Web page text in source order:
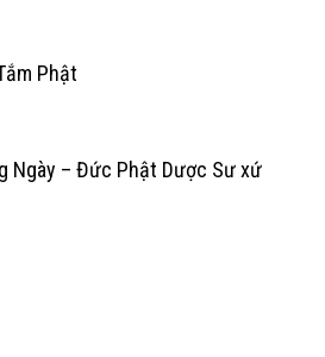
Phật
Ngày – Đức Phật Dược Sư xứ